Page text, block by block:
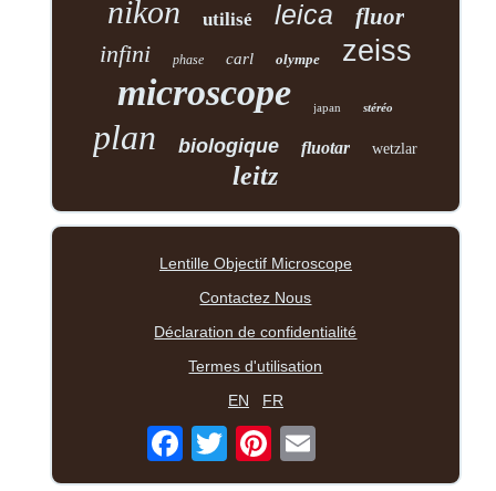
nikon utilisé leica fluor
infini phase carl olympe zeiss
microscope japan stéréo
plan biologique fluotar wetzlar
leitz
Lentille Objectif Microscope
Contactez Nous
Déclaration de confidentialité
Termes d'utilisation
EN
FR